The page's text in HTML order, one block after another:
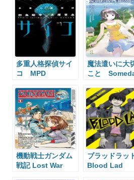
多重人格探偵サイ
コ MPD
魔法遣いに大
こと
機動戦士ガンダム
戦記 Lost War
ブラッドラッ
Blood Lad